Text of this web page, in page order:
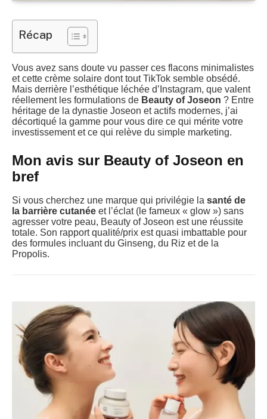
Récap
Vous avez sans doute vu passer ces flacons minimalistes
et cette crème solaire dont tout TikTok semble obsédé.
Mais derrière l’esthétique léchée d’Instagram, que valent
réellement les formulations de Beauty of Joseon ? Entre
héritage de la dynastie Joseon et actifs modernes, j’ai
décortiqué la gamme pour vous dire ce qui mérite votre
investissement et ce qui relève du simple marketing.
Mon avis sur Beauty of Joseon en
bref
Si vous cherchez une marque qui privilégie la santé de
la barrière cutanée et l’éclat (le fameux « glow ») sans
agresser votre peau, Beauty of Joseon est une réussite
totale. Son rapport qualité/prix est quasi imbattable pour
des formules incluant du Ginseng, du Riz et de la
Propolis.